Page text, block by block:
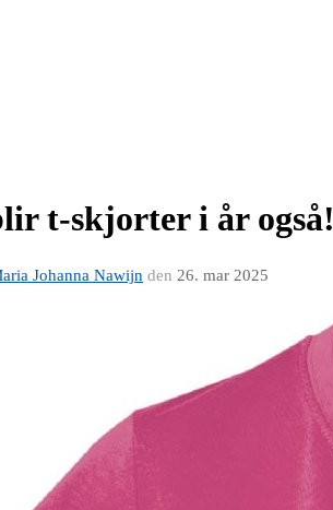
t-skjorter i år også!
Johanna Nawijn den 26. mar 2025